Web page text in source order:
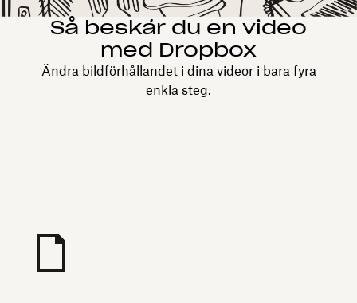
Så beskär du en video
med Dropbox
Ändra bildförhållandet i dina videor i bara fyra
enkla steg.